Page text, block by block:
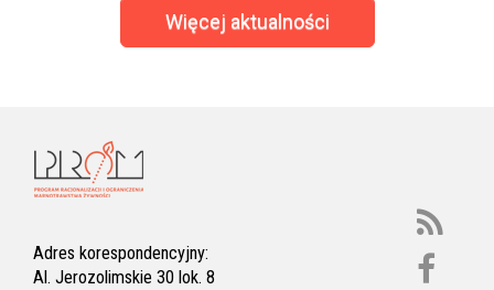
Więcej aktualności
Adres korespondencyjny:
Al. Jerozolimskie 30 lok. 8